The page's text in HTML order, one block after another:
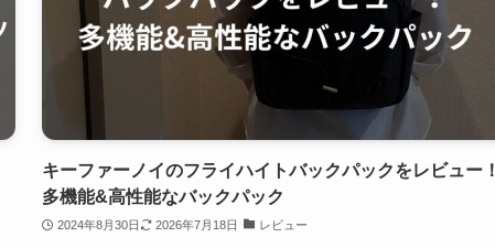
キーファーノイのフライハイトバックパックをレビュー！
多機能&高性能なバックパック
2024年8月30日 2026年7月18日 レビュー